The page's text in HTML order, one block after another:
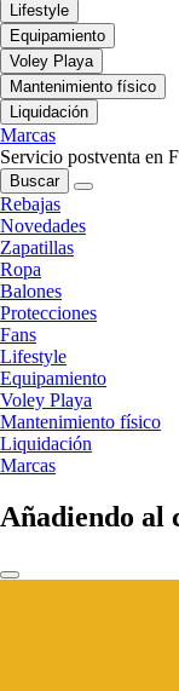
Lifestyle
Equipamiento
Voley Playa
Mantenimiento físico
Liquidación
Marcas
Servicio postventa en
Buscar
Rebajas
Novedades
Zapatillas
Ropa
Balones
Protecciones
Fans
Lifestyle
Equipamiento
Voley Playa
Mantenimiento físico
Liquidación
Marcas
Añadiendo al